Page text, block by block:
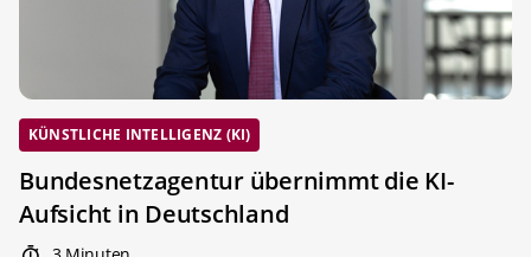
KÜNSTLICHE INTELLIGENZ (KI)
Bundesnetzagentur übernimmt die KI-
Aufsicht in Deutschland